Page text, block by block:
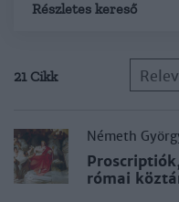
Részletes kereső
21 Cikk
Németh
római